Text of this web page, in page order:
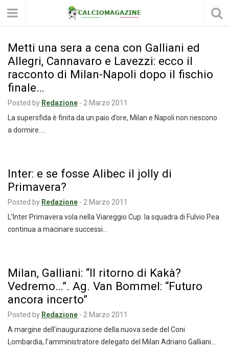
Metti una sera a cena con Galliani ed
Allegri, Cannavaro e Lavezzi: ecco il
racconto di Milan-Napoli dopo il fischio
finale…
Posted by Redazione - 2 Marzo 2011
La supersfida è finita da un paio d’ore, Milan e Napoli non riescono
a dormire.…
Inter: e se fosse Alibec il jolly di
Primavera?
Posted by Redazione - 2 Marzo 2011
L’Inter Primavera vola nella Viareggio Cup: la squadra di Fulvio Pea
continua a macinare successi…
Milan, Galliani: “Il ritorno di Kakà?
Vedremo…”. Ag. Van Bommel: “Futuro
ancora incerto”
Posted by Redazione - 2 Marzo 2011
A margine dell’inaugurazione della nuova sede del Coni
Lombardia, l’amministratore delegato del Milan Adriano Galliani…